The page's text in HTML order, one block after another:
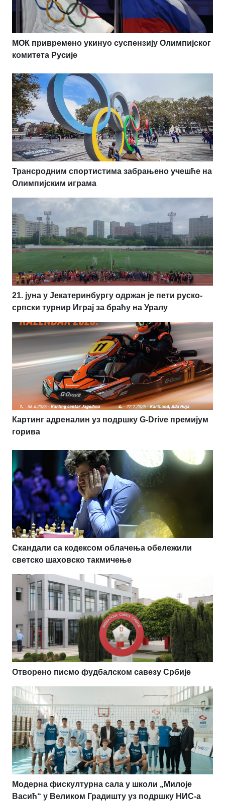
МОК привремено укинуо суспензију Олимпијског
комитета Русије
Трансродним спортистима забрањено учешће на
Олимпијским играма
21. јуна у Јекатеринбургу одржан је пети руско-
српски турнир Играј за браћу на Уралу
Картинг адреналин уз подршку G-Drive премијум
горива
Скандали са кодексом облачења обележили
светско шаховско такмичење
Отворено писмо фудбалском савезу Србије
Модерна фискултурна сала у школи „Милоје
Васић“ у Великом Градишту уз подршку НИС-а